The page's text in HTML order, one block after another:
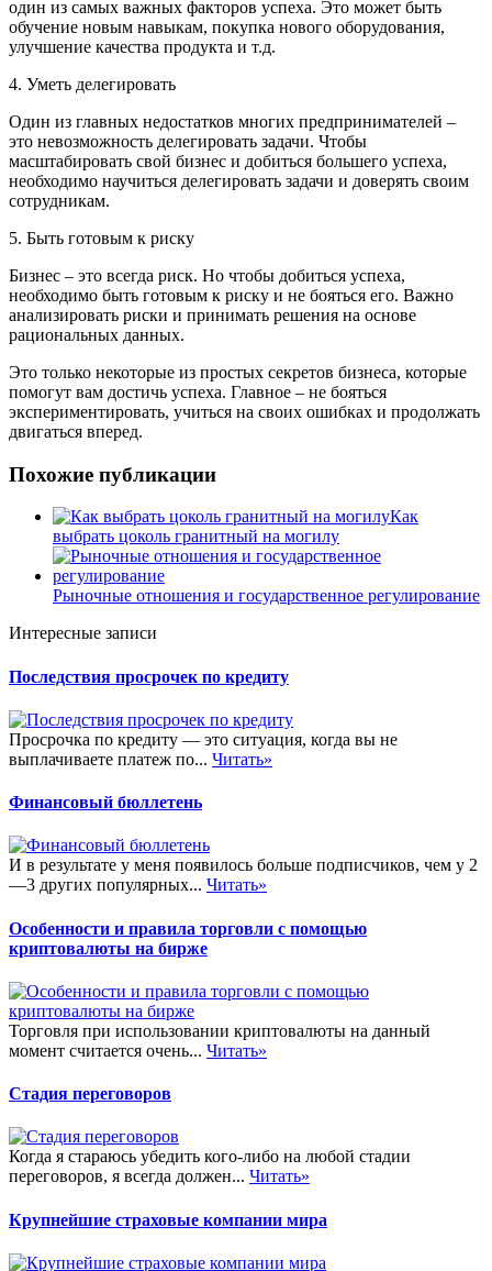
один из самых важных факторов успеха. Это может быть
обучение новым навыкам, покупка нового оборудования,
улучшение качества продукта и т.д.
4. Уметь делегировать
Один из главных недостатков многих предпринимателей –
это невозможность делегировать задачи. Чтобы
масштабировать свой бизнес и добиться большего успеха,
необходимо научиться делегировать задачи и доверять своим
сотрудникам.
5. Быть готовым к риску
Бизнес – это всегда риск. Но чтобы добиться успеха,
необходимо быть готовым к риску и не бояться его. Важно
анализировать риски и принимать решения на основе
рациональных данных.
Это только некоторые из простых секретов бизнеса, которые
помогут вам достичь успеха. Главное – не бояться
экспериментировать, учиться на своих ошибках и продолжать
двигаться вперед.
Похожие публикации
Как
выбрать цоколь гранитный на могилу
Рыночные отношения и государственное регулирование
Интересные записи
Последствия просрочек по кредиту
Просрочка по кредиту — это ситуация, когда вы не
выплачиваете платеж по... Читать»
Финансовый бюллетень
И в результате у меня появилось больше подписчиков, чем у 2
—3 других популярных... Читать»
Особенности и правила торговли с помощью
криптовалюты на бирже
Торговля при использовании криптовалюты на данный
момент считается очень... Читать»
Стадия переговоров
Когда я стараюсь убедить кого-либо на любой стадии
переговоров, я всегда должен... Читать»
Крупнейшие страховые компании мира